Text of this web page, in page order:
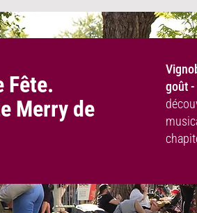
Fête.
Merry de
goût -